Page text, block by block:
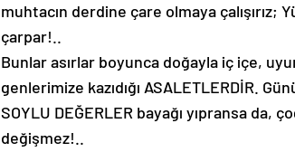
muhtacın derdine çare olmaya
çarpar!..
Bunlar asırlar boyunca doğayla iç içe,
genlerimize kazıdığı ASALETLERDİR.
SOYLU DEĞERLER bayağı yıpransa da,
değişmez!..